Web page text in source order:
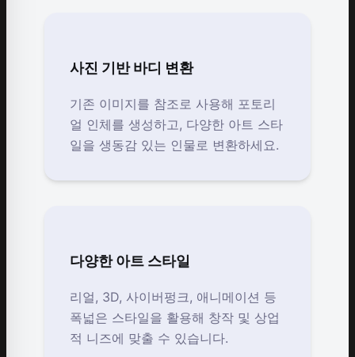
사진 기반 바디 변환
기존 이미지를 참조로 사용해 포토리
얼 인체를 생성하고, 다양한 아트 스타
일을 생동감 있는 인물로 변환하세요.
다양한 아트 스타일
리얼, 3D, 사이버펑크, 애니메이션 등
폭넓은 스타일을 활용해 창작 및 상업
적 니즈에 맞출 수 있습니다.